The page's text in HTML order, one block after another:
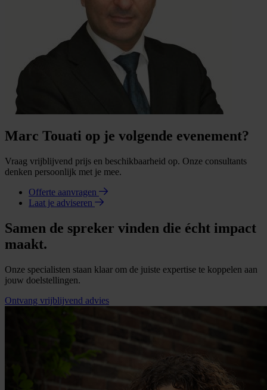
Marc Touati op je volgende evenement?
Vraag vrijblijvend prijs en beschikbaarheid op. Onze consultants
denken persoonlijk met je mee.
Offerte aanvragen
Laat je adviseren
Samen de spreker vinden die écht impact
maakt.
Onze specialisten staan klaar om de juiste expertise te koppelen aan
jouw doelstellingen.
Ontvang vrijblijvend advies